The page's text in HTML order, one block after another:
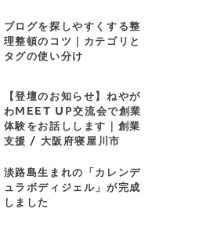
ブログを探しやすくする整
理整頓のコツ｜カテゴリと
タグの使い分け
【登壇のお知らせ】ねやが
わMEET UP交流会で創業
体験をお話しします｜創業
支援 / 大阪府寝屋川市
淡路島生まれの「カレンデ
ュラボディジェル」が完成
しました